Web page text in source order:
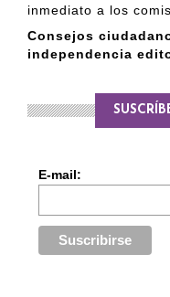
inmediato a los
Consejos
independencia
E-mail: